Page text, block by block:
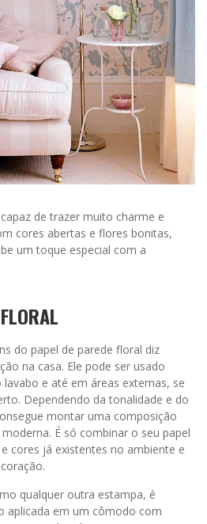
de trazer muito charme e
cores abertas e flores bonitas,
um toque especial com a
do papel de parede floral diz
na casa. Ele pode ser usado
e até em áreas externas, se
Dependendo da tonalidade e do
montar uma composição
É só combinar o seu papel
cores já existentes no ambiente e
qualquer outra estampa, é
aplicada em um cômodo com